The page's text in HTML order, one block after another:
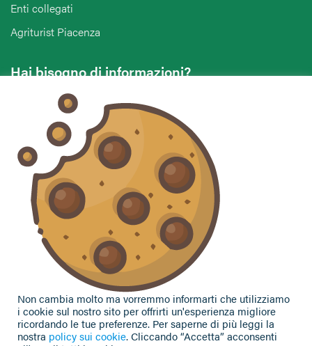
Enti collegati
Agriturist Piacenza
Hai bisogno di informazioni?
Vuoi contattarci per ricevere assistenza, lasciare un
commento o chiedere informazioni?
CONTATTACI
Seguici sui social
Non cambia molto ma vorremmo informarti che utilizziamo
i cookie sul nostro sito per offrirti un'esperienza migliore
ricordando le tue preferenze. Per saperne di più leggi la
nostra policy sui cookie. Cliccando “Accetta” acconsenti